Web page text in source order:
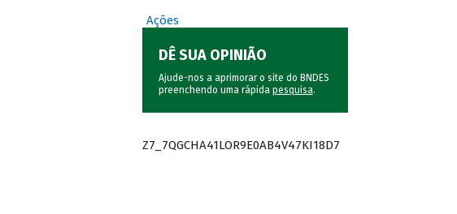
Ações
DÊ SUA OPINIÃO
Ajude-nos a aprimorar o site do BNDES
preenchendo uma rápida pesquisa.
Z7_7QGCHA41LOR9E0AB4V47KI18D7